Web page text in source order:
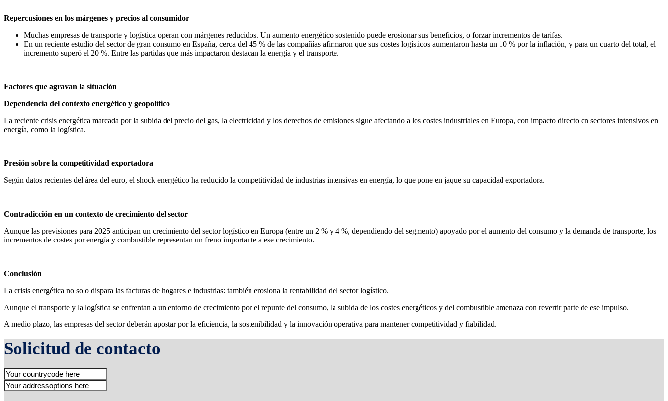
Repercusiones en los márgenes y precios al consumidor
Muchas empresas de transporte y logística operan con márgenes reducidos. Un aumento energético sostenido puede erosionar sus beneficios, o forzar incrementos de tarifas.
En un reciente estudio del sector de gran consumo en España, cerca del 45 % de las compañías afirmaron que sus costes logísticos aumentaron hasta un 10 % por la inflación, y para un cuarto del total, el
incremento superó el 20 %. Entre las partidas que más impactaron destacan la energía y el transporte.
Factores que agravan la situación
Dependencia del contexto energético y geopolítico
La reciente crisis energética marcada por la subida del precio del gas, la electricidad y los derechos de emisiones sigue afectando a los costes industriales en Europa, con impacto directo en sectores intensivos en
energía, como la logística.
Presión sobre la competitividad exportadora
Según datos recientes del área del euro, el shock energético ha reducido la competitividad de industrias intensivas en energía, lo que pone en jaque su capacidad exportadora.
Contradicción en un contexto de crecimiento del sector
Aunque las previsiones para 2025 anticipan un crecimiento del sector logístico en Europa (entre un 2 % y 4 %, dependiendo del segmento) apoyado por el aumento del consumo y la demanda de transporte, los
incrementos de costes por energía y combustible representan un freno importante a ese crecimiento.
Conclusión
La crisis energética no solo dispara las facturas de hogares e industrias: también erosiona la rentabilidad del sector logístico.
Aunque el transporte y la logística se enfrentan a un entorno de crecimiento por el repunte del consumo, la subida de los costes energéticos y del combustible amenaza con revertir parte de ese impulso.
A medio plazo, las empresas del sector deberán apostar por la eficiencia, la sostenibilidad y la innovación operativa para mantener competitividad y fiabilidad.
Solicitud de contacto